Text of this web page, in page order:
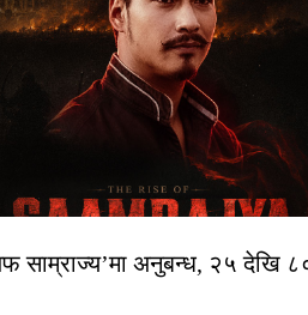
साम्राज्य’मा अनुबन्ध, २५ देखि